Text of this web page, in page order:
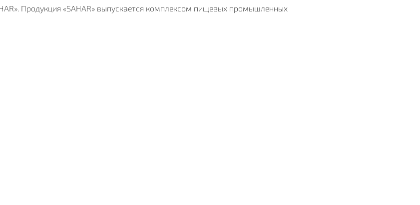
Продукция «SAHAR» выпускается комплексом пищевых промышленных